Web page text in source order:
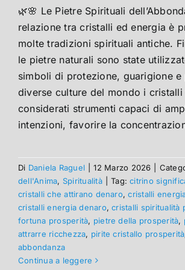
🌿🌸 Le Pietre Spirituali
relazione tra cristalli ed energia è
molte tradizioni spirituali antiche.
le pietre naturali sono state
simboli di protezione, guarigione e
diverse culture del mondo i cristalli
considerati strumenti capaci di
intenzioni, favorire la
Di Daniela Raguel 12 Marzo 2026
dell'Anima, Spiritualità Tag:citrino
cristalli che attirano denaro,cristalli
cristalli energia denaro,cristalli spiritualità
fortuna prosperità, pietre della prosperità,
attrarre ricchezza, pirite cristallo prosperità
abbondanza
Continua a leggere